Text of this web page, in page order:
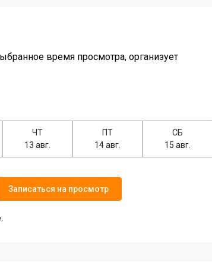
время просмотра, организует
ЧТ
13 авг.
ПТ
14 авг.
СБ
15 авг.
Записаться на просмотр